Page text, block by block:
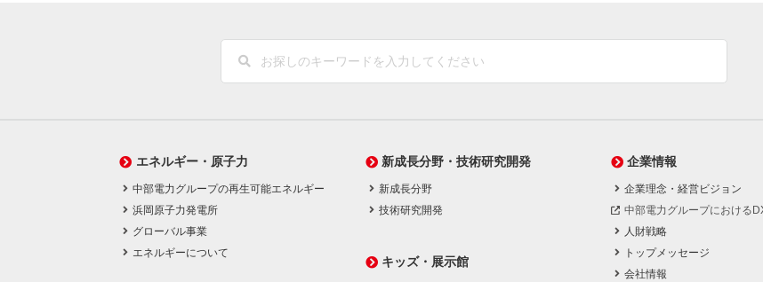
エネルギー・原子力
中部電力グループの再生可能エネルギー
浜岡原子力発電所
グローバル事業
エネルギーについて
新成長分野・技術研究開発
新成長分野
技術研究開発
キッズ・展示館
企業情報
企業理念・経営ビジョン
中部電力グループにおける
人財戦略
トップメッセージ
会社情報